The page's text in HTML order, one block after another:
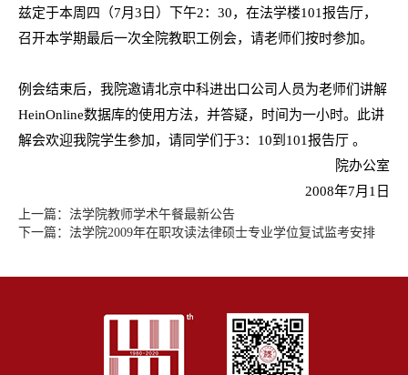
兹定于本周四（7月3日）下午2：30，在法学楼101报告厅，
召开本学期最后一次全院教职工例会，请老师们按时参加。
例会结束后，我院邀请北京中科进出口公司人员为老师们讲解
HeinOnline数据库的使用方法，并答疑，时间为一小时。此讲
解会欢迎我院学生参加，请同学们于3：10到101报告厅 。
院办公室
2008年7月1日
上一篇： 法学院教师学术午餐最新公告
下一篇： 法学院2009年在职攻读法律硕士专业学位复试监考安排